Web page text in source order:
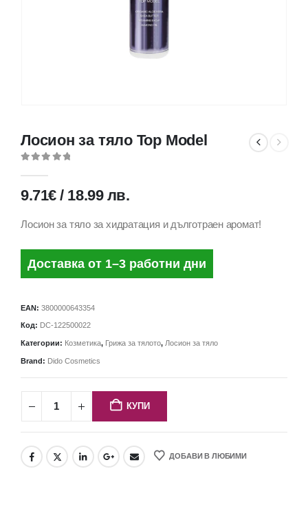
Лосион за тяло Top Model
9.71€ / 18.99 лв.
Лосион за тяло за хидратация и дълготраен аромат!
Доставка от 1–3 работни дни
EAN: 3800000643354
Код: DC-122500022
Категории: Козметика, Грижа за тялото, Лосион за тяло
Brand: Dido Cosmetics
КУПИ
ДОБАВИ В ЛЮБИМИ